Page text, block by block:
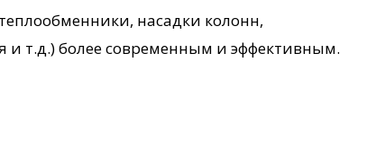
насадки колонн,
и т.д.) более современным и эффективным.